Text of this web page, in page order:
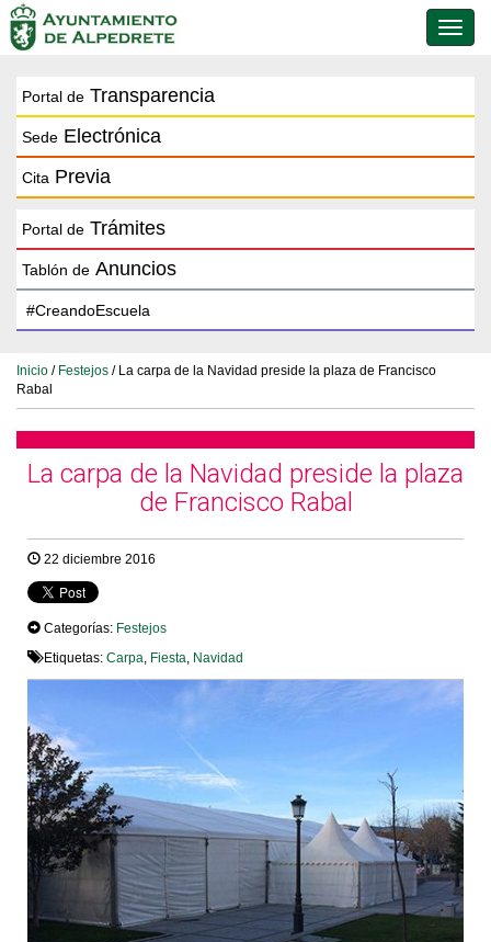
de
Portal de Transparencia
Sede Electrónica
Cita Previa
Portal de Trámites
Tablón de Anuncios
Inicio / Festejos / La carpa de la Navidad preside la plaza de Francisco
Rabal
La carpa de la Navidad preside la plaza
de Francisco Rabal
22 diciembre 2016
Categorías: Festejos
Etiquetas: Carpa Fiesta Navidad